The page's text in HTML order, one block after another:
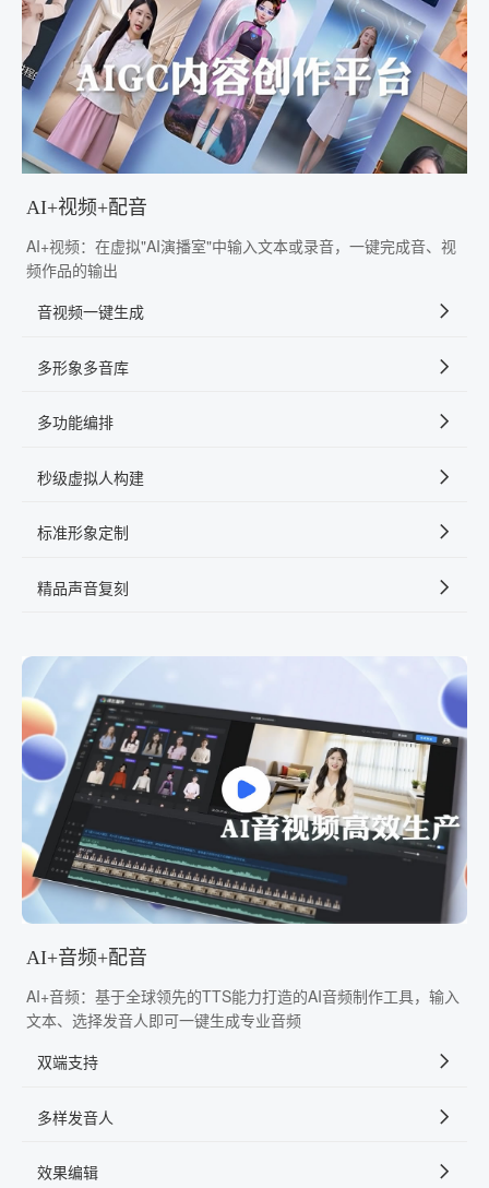
AI+视频+配音
AI+视频：在虚拟"AI演播室"中输入文本或录音，一键完成音、视
频作品的输出
音视频一键生成
多形象多音库
多功能编排
秒级虚拟人构建
标准形象定制
精品声音复刻
AI+音频+配音
AI+音频：基于全球领先的TTS能力打造的AI音频制作工具，输入
文本、选择发音人即可一键生成专业音频
双端支持
多样发音人
效果编辑